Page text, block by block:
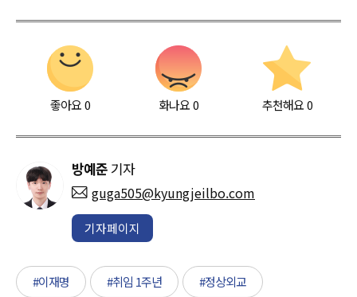
좋아요0 화나요0 추천해요 0
방예준 기자
guga505@kyungjeilbo.com
기자페이지
#이재명 #취임 1주년 #정상외교